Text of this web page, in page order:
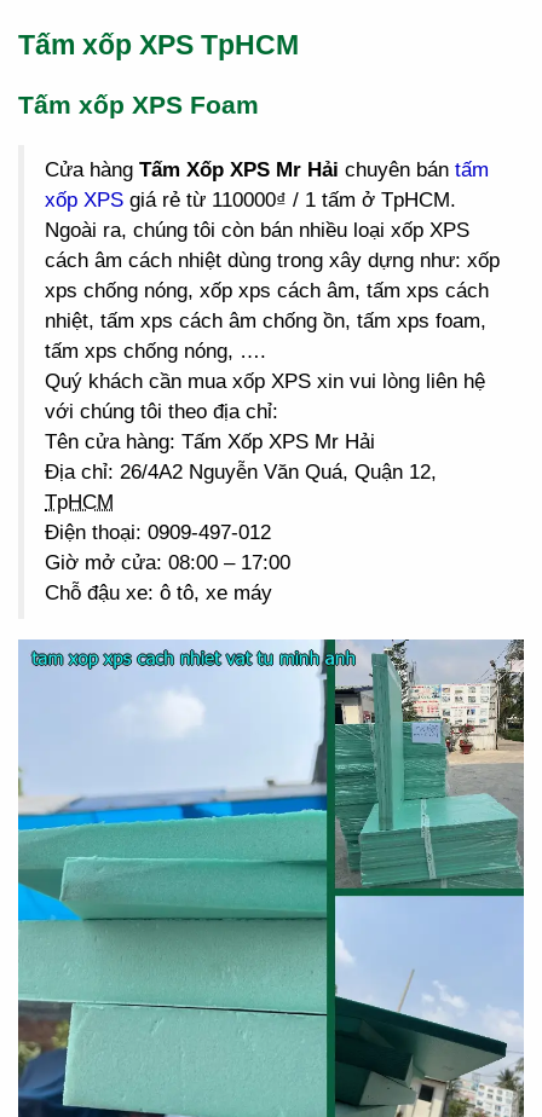
Tấm xốp XPS TpHCM
Tấm xốp XPS Foam
Cửa hàng Tấm Xốp XPS Mr Hải chuyên bán tấm
xốp XPS giá rẻ từ 110000₫ / 1 tấm ở TpHCM.
Ngoài ra, chúng tôi còn bán nhiều loại xốp XPS
cách âm cách nhiệt dùng trong xây dựng như: xốp
xps chống nóng, xốp xps cách âm, tấm xps cách
nhiệt, tấm xps cách âm chống ồn, tấm xps foam,
tấm xps chống nóng, ….
Quý khách cần mua xốp XPS xin vui lòng liên hệ
với chúng tôi theo địa chỉ:
Tên cửa hàng: Tấm Xốp XPS Mr Hải
Địa chỉ: 26/4A2 Nguyễn Văn Quá, Quận 12,
TpHCM
Điện thoại: 0909-497-012
Giờ mở cửa: 08:00 – 17:00
Chỗ đậu xe: ô tô, xe máy